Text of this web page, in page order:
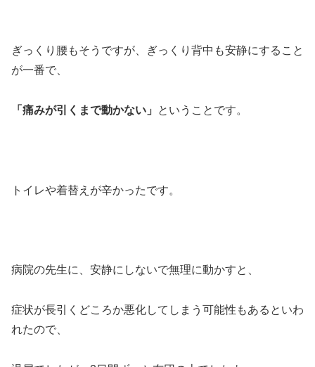
ぎっくり腰もそうですが、ぎっくり背中も安静にすること
が一番で、
「痛みが引くまで動かない」 ということです。
トイレや着替えが辛かったです。
病院の先生に、安静にしないで無理に動かすと、
症状が長引くどころか悪化してしまう可能性もあるといわ
れたので、